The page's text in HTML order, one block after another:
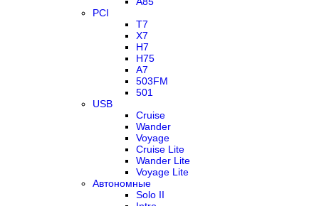
PCI
T7
X7
H7
H75
A7
503FM
501
USB
Cruise
Wander
Voyage
Cruise Lite
Wander Lite
Voyage Lite
Автономные
Solo II